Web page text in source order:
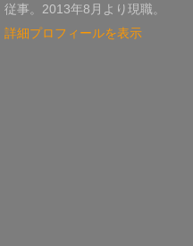
従事。2013年8月より現職。
詳細プロフィールを表示